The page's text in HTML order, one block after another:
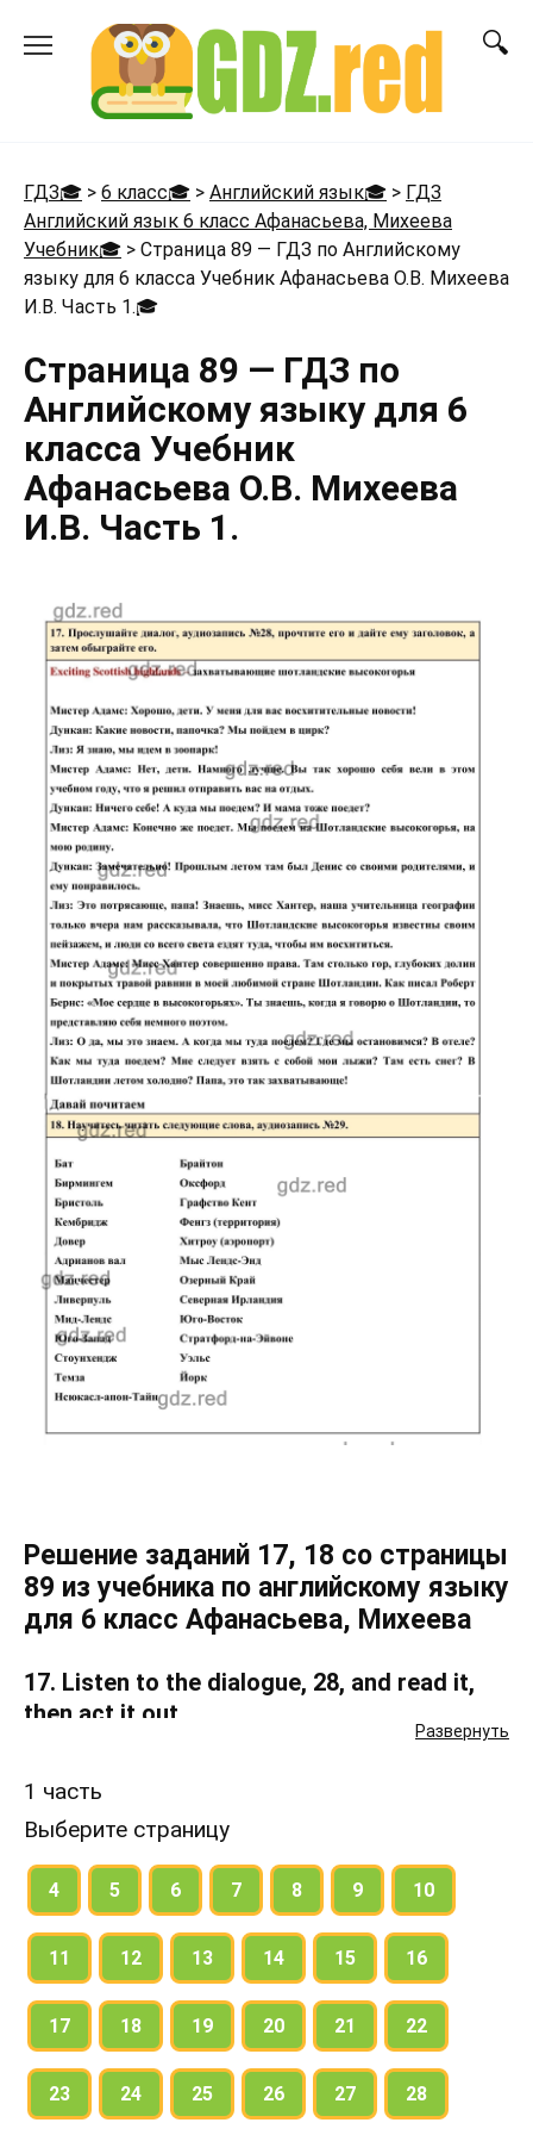
ГДЗ🎓 > 6 класс🎓 > Английский язык🎓 > ГДЗ
Английский язык 6 класс Афанасьева, Михеева
Учебник🎓 > Страница 89 — ГДЗ по Английскому
языку для 6 класса Учебник Афанасьева О.В. Михеева
И.В. Часть 1.🎓
Страница 89 — ГДЗ по
Английскому языку для 6
класса Учебник
Афанасьева О.В. Михеева
И.В. Часть 1.
Развернуть
Решение заданий 17, 18 со страницы
89 из учебника по английскому языку
для 6 класс Афанасьева, Михеева
17. Listen to the dialogue, 28, and read it,
then act it out.
18. Learn to read these words, 29.
1 часть
Выберите страницу
4 5 6 7 8 9 10
11 12 13 14 15 16
17 18 19 20 21 22
23 24 25 26 27 28